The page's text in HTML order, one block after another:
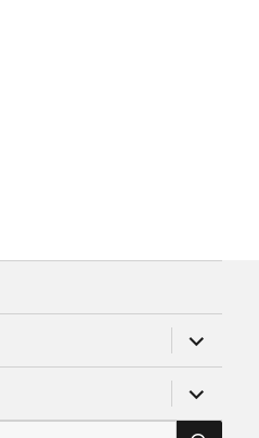
anzeigen
anzeigen